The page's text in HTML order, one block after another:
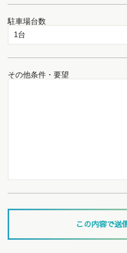
駐車場台数
その他条件・要望